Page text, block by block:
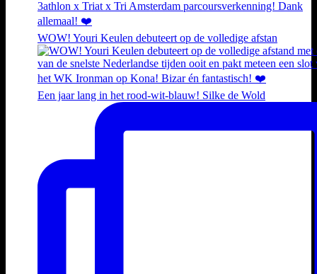
WOW! Youri Keulen debuteert op de volledige afstan
Een jaar lang in het rood-wit-blauw! Silke de Wold